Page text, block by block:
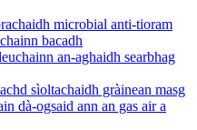
microbial anti-tioram
bacadh
an-aghaidh searbhag
sìoltachaidh gràinean masg
dà-ogsaid ann an gas air a